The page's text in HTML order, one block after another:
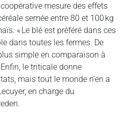
mesure des effets
semée entre 80 et 100 kg
« Le blé est préféré dans ces
dans toutes les fermes. De
simple en comparaison à
le triticale donne
mais tout le monde n’en a
en charge du